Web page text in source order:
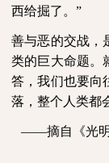
西给掘了。”
善与恶的交战，
类的巨大命题。
答，我们也要向
落，整个人类都
——摘自《光明